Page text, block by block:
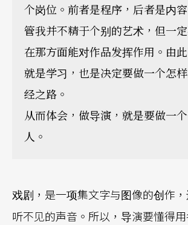
个岗位。前者是程序，后者是内
管我并不精于个别的艺术，但一
在那方面能对作品发挥作用。由此
就是学习，也是决定要做一个怎
经之路。
从而体会，做导演，就是要做一
人。
戏剧，是一项集文字与图像的创作
听不见的声音。所以，导演要懂得